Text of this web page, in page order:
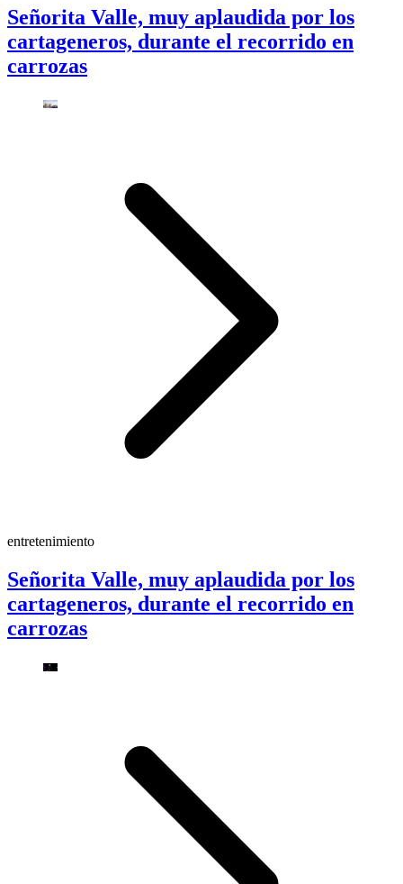
Señorita Valle, muy aplaudida por los
cartageneros, durante el recorrido en
carrozas
entretenimiento
Señorita Valle, muy aplaudida por los
cartageneros, durante el recorrido en
carrozas